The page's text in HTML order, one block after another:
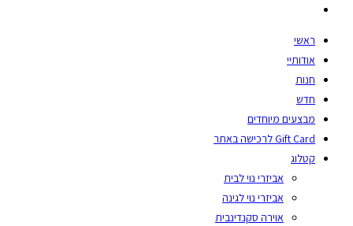
ראשי
אודותיי
חנות
חדש
מבצעים מיוחדים
Gift Card לרכישה באתר
קטלוג
אביזרי נוי לבית
אביזרי נוי לגינה
אוירה סקנדינבית